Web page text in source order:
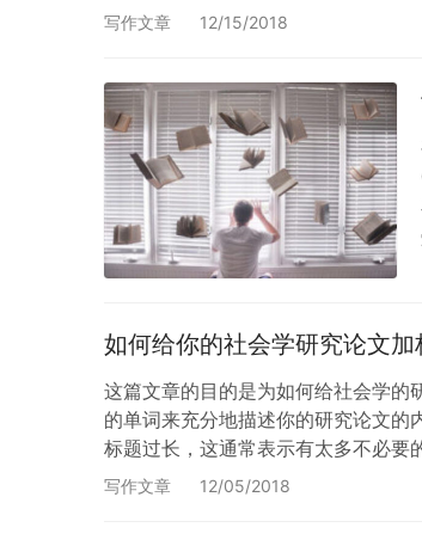
以选择一个文章继续阅读。 需要从头
写作文章 12/15/2018
如何给你的社会学研究论文加
这篇文章的目的是为如何给社会学
的单词来充分地描述你的研究论文
标题过长，这通常表示有太多不必
写作文章 12/05/2018